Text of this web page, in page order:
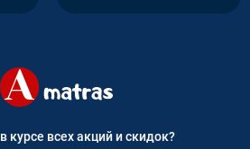
курсе всех акций и скидок?